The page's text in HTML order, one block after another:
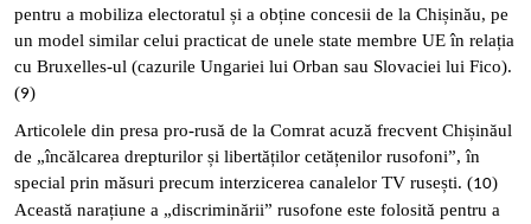
pentru a mobiliza electoratul și a obține concesii de la Chișinău, pe
un model similar celui practicat de unele state membre UE în relația
cu Bruxelles-ul (cazurile Ungariei lui Orban sau Slovaciei lui Fico).
(9)
Articolele din presa pro-rusă de la Comrat acuză frecvent Chișinăul
de „încălcarea drepturilor și libertăților cetățenilor rusofoni”, în
special prin măsuri precum interzicerea canalelor TV rusești. (10)
Această narațiune a „discriminării” rusofone este folosită pentru a